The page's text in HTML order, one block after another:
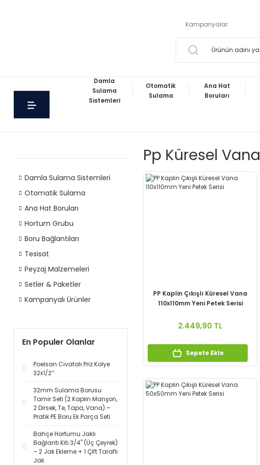
Kampanyalar
Damla
Sulama
Sistemleri
Otomatik
Sulama
Ana Hat
Boruları
Damla Sulama Sistemleri
Otomatik Sulama
Ana Hat Boruları
Hortum Grubu
Boru Bağlantıları
Tesisat
Peyzaj Malzemeleri
Setler & Paketler
Kampanyalı Ürünler
En Populer Olanlar
Poelsan Civatalı Priz Kolye
32x1/2’’
32mm Sulama Borusu
Tamir Seti (2 Kaplin Manşon,
2 Dirsek, Te, Tapa, Vana) –
Pratik PE Boru Ek Parça Seti
Bahçe Hortumu Jaklı
Bağlantı Kiti 3/4'' (Üç Çeyrek)
– 2 Jak Ekleme + 1 Çift Taraflı
Jak
Pp Küresel Vana
PP Kaplin Çıkışlı Küresel Vana
110x110mm Yeni Petek Serisi
2.449,90 TL
Sepete Ekle